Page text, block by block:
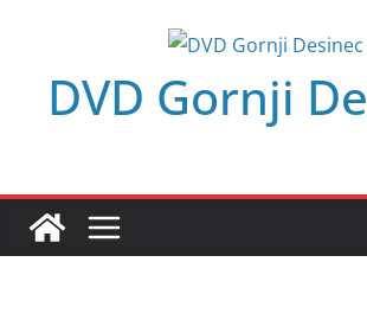
contentDVD Gornji